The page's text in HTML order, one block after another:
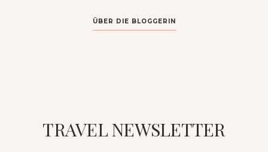
ÜBER DIE BLOGGERIN
TRAVEL NEWSLETTER